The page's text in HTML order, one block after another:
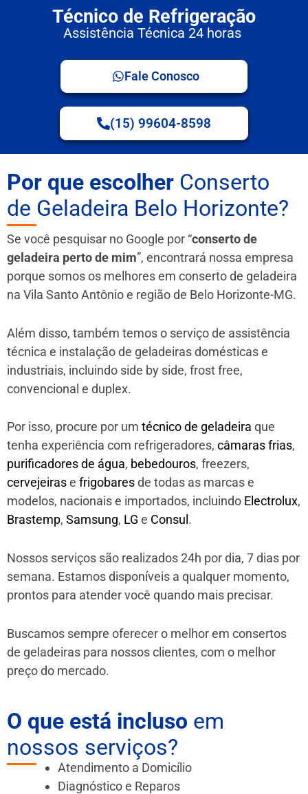
Técnico de Refrigeração
Assistência Técnica 24 horas
Fale Conosco
(15) 99604-8598
Por que escolher Conserto
de Geladeira Belo Horizonte?
Se você pesquisar no Google por “conserto de
geladeira perto de mim”, encontrará nossa empresa
porque somos os melhores em conserto de geladeira
na Vila Santo Antônio e região de Belo Horizonte-MG.
Além disso, também temos o serviço de assistência
técnica e instalação de geladeiras domésticas e
industriais, incluindo side by side, frost free,
convencional e duplex.
Por isso, procure por um técnico de geladeira que
tenha experiência com refrigeradores, câmaras frias,
purificadores de água, bebedouros, freezers,
cervejeirase frigobaresde todas as marcas e
modelos, nacionais e importados, incluindo Electrolux,
Brastemp, Samsung, LG e Consul .
Nossos serviços são realizados 24h por dia, 7 dias por
semana. Estamos disponíveis a qualquer momento,
prontos para atender você quando mais precisar.
Buscamos sempre oferecer o melhor em consertos
de geladeiras para nossos clientes, com o melhor
preço do mercado.
O que está incluso em
nossos serviços?
Atendimento a Domicílio
Diagnóstico e Reparos